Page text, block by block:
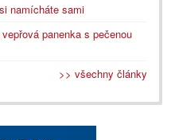
namícháte sami
panenka s pečenou
>> všechny články